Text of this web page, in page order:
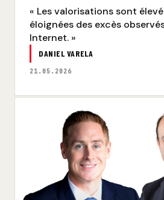
« Les valorisations sont
éloignées des excès
Internet. »
DANIEL VARELA
21.05.2026